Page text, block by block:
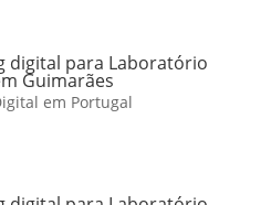
digital para Laboratório
Guimarães
em Portugal